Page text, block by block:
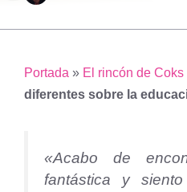
Portada » El rincón de Coks
diferentes sobre la
«Acabo de
fantástica y